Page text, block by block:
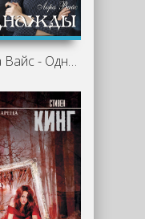
Лора Вайс - Однажды в Трансильвании